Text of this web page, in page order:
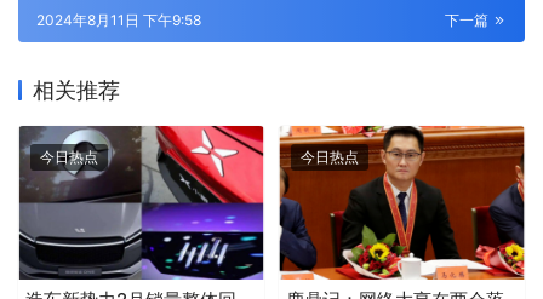
下一篇
2024年8月11日 下午9:58
相关推荐
今日热点 今日热点